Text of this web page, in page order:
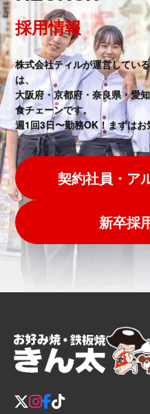
採用情報
株式会社ティルが運営してい
は、
大阪府・京都府・奈良県・愛
食チェーンです。
週1回3日〜勤務OK！まずは
契約社員・ア
新卒採